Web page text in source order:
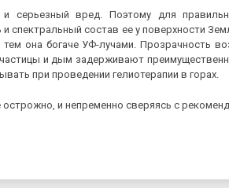
серьезный вред. Поэтому для
спектральный состав ее у поверхности
она богаче УФ-лучами. Прозрачность
и дым задерживают
при проведении гелиотерапии в горах.
и непременно сверяясь с